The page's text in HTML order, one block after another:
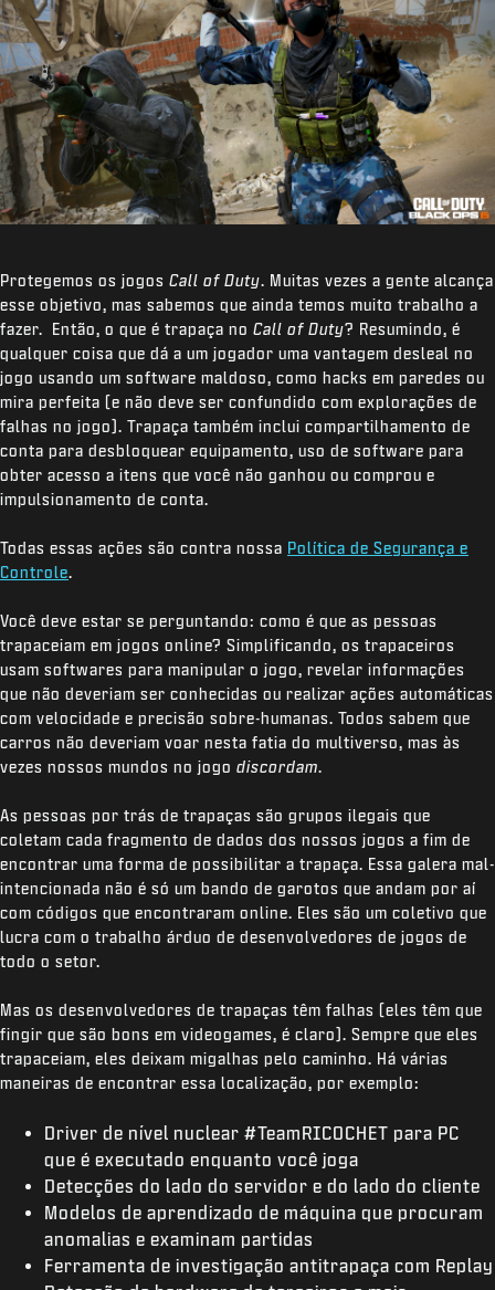
Protegemos os jogos Call of Duty. Muitas vezes a gente alcança
esse objetivo, mas sabemos que ainda temos muito trabalho a
fazer. Então, o que é trapaça no Call of Duty? Resumindo, é
qualquer coisa que dá a um jogador uma vantagem desleal no
jogo usando um software maldoso, como hacks em paredes ou
mira perfeita (e não deve ser confundido com explorações de
falhas no jogo). Trapaça também inclui compartilhamento de
conta para desbloquear equipamento, uso de software para
obter acesso a itens que você não ganhou ou comprou e
impulsionamento de conta.
Todas essas ações são contra nossa Política de Segurança e
Controle.
Você deve estar se perguntando: como é que as pessoas
trapaceiam em jogos online? Simplificando, os trapaceiros
usam softwares para manipular o jogo, revelar informações
que não deveriam ser conhecidas ou realizar ações automáticas
com velocidade e precisão sobre-humanas. Todos sabem que
carros não deveriam voar nesta fatia do multiverso, mas às
vezes nossos mundos no jogo discordam.
As pessoas por trás de trapaças são grupos ilegais que
coletam cada fragmento de dados dos nossos jogos a fim de
encontrar uma forma de possibilitar a trapaça. Essa galera mal-
intencionada não é só um bando de garotos que andam por aí
com códigos que encontraram online. Eles são um coletivo que
lucra com o trabalho árduo de desenvolvedores de jogos de
todo o setor.
Mas os desenvolvedores de trapaças têm falhas (eles têm que
fingir que são bons em videogames, é claro). Sempre que eles
trapaceiam, eles deixam migalhas pelo caminho. Há várias
maneiras de encontrar essa localização, por exemplo:
Driver de nível nuclear #TeamRICOCHET para PC
que é executado enquanto você joga
Detecções do lado do servidor e do lado do cliente
Modelos de aprendizado de máquina que procuram
anomalias e examinam partidas
Ferramenta de investigação antitrapaça com Replay